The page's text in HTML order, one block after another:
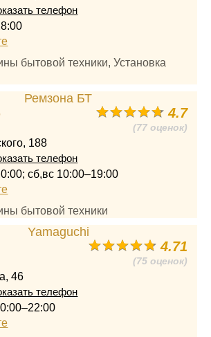
телефон
бытовой техники, Установка
4.7
(77 оценок)
188
телефон
сб,вс 10:00–19:00
бытовой техники
4.71
(75 оценок)
46
телефон